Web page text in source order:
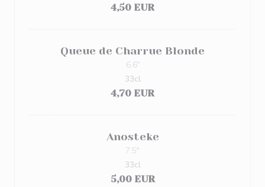
4,50 EUR
Queue de Charrue Blonde
6.6º
4,70 EUR
33cl
Anosteke
7.5°
5,00 EUR
33cl